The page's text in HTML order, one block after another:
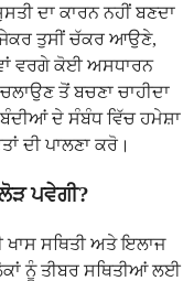
ਦਾ ਕਾਰਨ ਨਹੀਂ ਬਣਦਾ
ਜੇਕਰ ਤੁਸੀਂ ਚੱਕਰ ਆਉਣੇ,
ਵਰਗੇ ਕੋਈ ਅਸਧਾਰਨ
ਤੋਂ ਬਚਣਾ ਚਾਹੀਦਾ
ਦੇ ਸੰਬੰਧ ਵਿੱਚ ਹਮੇਸ਼ਾ
ਦੀ ਪਾਲਣਾ ਕਰੋ।
ਪਵੇਗੀ?
ਖਾਸ ਸਥਿਤੀ ਅਤੇ ਇਲਾਜ
ਨੂੰ ਤੀਬਰ ਸਥਿਤੀਆਂ ਲਈ